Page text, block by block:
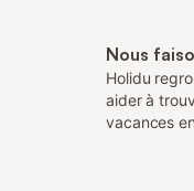
Nous
Holidu
aider à
vacances